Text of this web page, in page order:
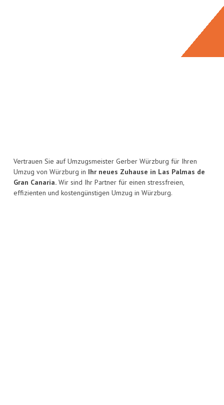
Vertrauen Sie auf Umzugsmeister Gerber Würzburg für Ihren
Umzug von Würzburg in Ihr neues Zuhause in Las Palmas de
Gran Canaria. Wir sind Ihr Partner für einen stressfreien,
effizienten und kostengünstigen Umzug in Würzburg.